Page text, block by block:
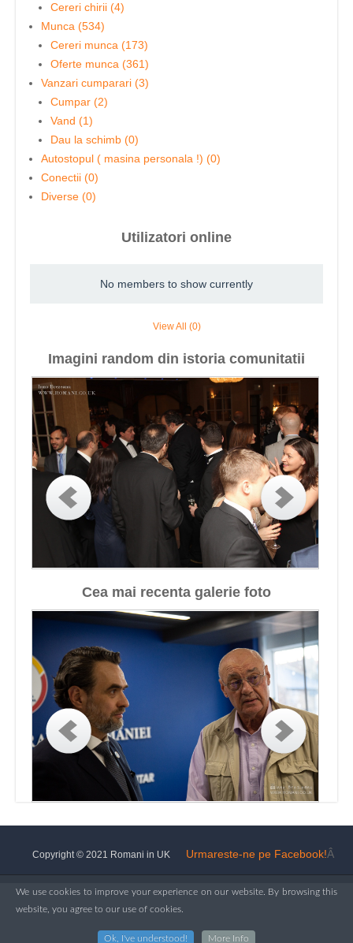
Cereri chirii (4)
Munca (534)
Cereri munca (173)
Oferte munca (361)
Vanzari cumparari (3)
Cumpar (2)
Vand (1)
Dau la schimb (0)
Autostopul ( masina personala !) (0)
Conectii (0)
Diverse (0)
Utilizatori online
No members to show currently
View All (0)
Imagini random din istoria comunitatii
Cea mai recenta galerie foto
Urmareste-ne pe Facebook!Â
Copyright © 2021 Romani in UK
We use cookies to improve your experience on our website. By browsing this
website, you agree to our use of cookies.
Ok, I've understood! More Info